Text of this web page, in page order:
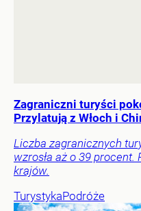
Zagraniczni turyści
Przylatują z Włoch i
Liczba zagranicznych
wzrosła aż o 39 procent.
krajów.
TurystykaPodróże